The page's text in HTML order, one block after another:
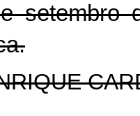
setembro